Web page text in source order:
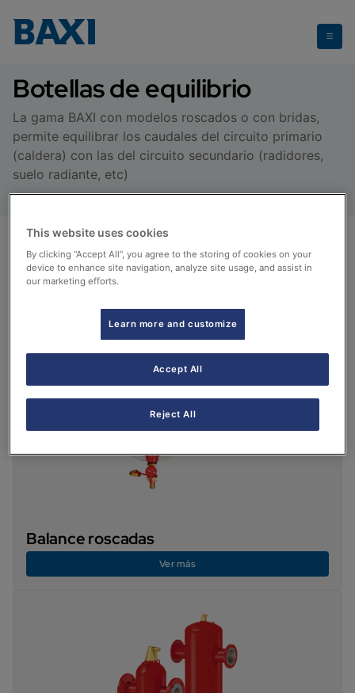
Botellas de equilibrio
Botellas de equilibrio
La gama BAXI con modelos roscados o con bridas,
permite equilibrar los caudales del circuito primario
(caldera) con las del circuito secundario (radidores,
suelo radiante, etc)
Balance roscadas
Ver más
This website uses cookies
By clicking “Accept All”, you agree to the storing of cookies on your
device to enhance site navigation, analyze site usage, and assist in
our marketing efforts.
Learn more and customize
Reject All
Accept All